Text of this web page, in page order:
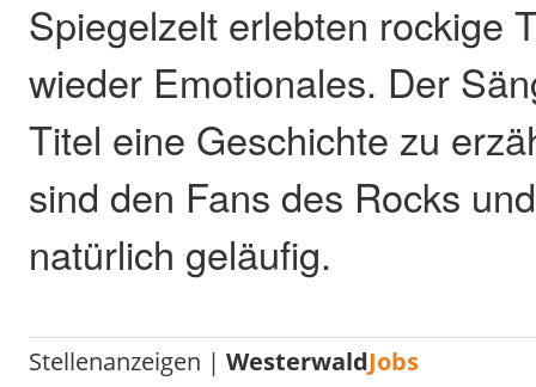
Spiegelzelt erlebten rockige
wieder Emotionales. Der
Titel eine Geschichte zu
sind den Fans des Rocks
natürlich geläufig.
Stellenanzeigen |WesterwaldJobs